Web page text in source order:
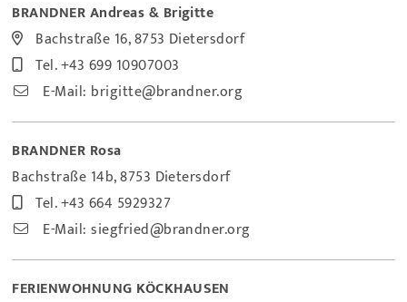
BRANDNER Andreas & Brigitte
Bachstraße 16, 8753 Dietersdorf
Tel.+43 699 10907003
E-Mail: brigitte@brandner.org
BRANDNER Rosa
Bachstraße 14b, 8753 Dietersdorf
Tel.+43 664 5929327
E-Mail:siegfried@brandner.org
FERIENWOHNUNG KÖCKHAUSEN